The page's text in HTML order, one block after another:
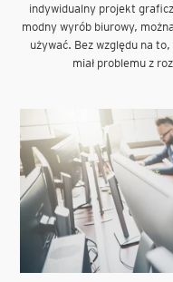
indywidualny projekt
modny wyrób biurowy,
używać. Bez względu na
miał problemu z